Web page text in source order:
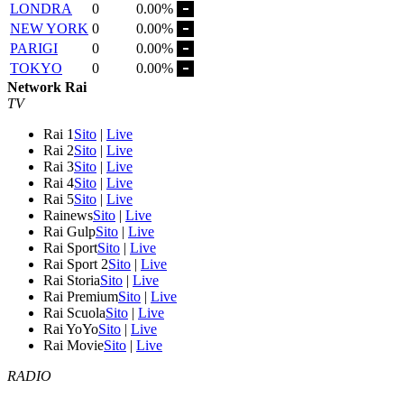
LONDRA
0
0.00%
NEW YORK 0
0.00%
PARIGI
0
0.00%
TOKYO
0
0.00%
Network Rai
TV
Rai 1 Sito | Live
Rai 2Sito | Live
Rai 3Sito | Live
Rai 4Sito | Live
Rai 5Sito | Live
RainewsSito | Live
Rai GulpSito | Live
Rai SportSito | Live
Rai Sport 2Sito | Live
Rai StoriaSito | Live
Rai PremiumSito | Live
Rai ScuolaSito | Live
Rai YoYoSito | Live
Rai MovieSito | Live
RADIO